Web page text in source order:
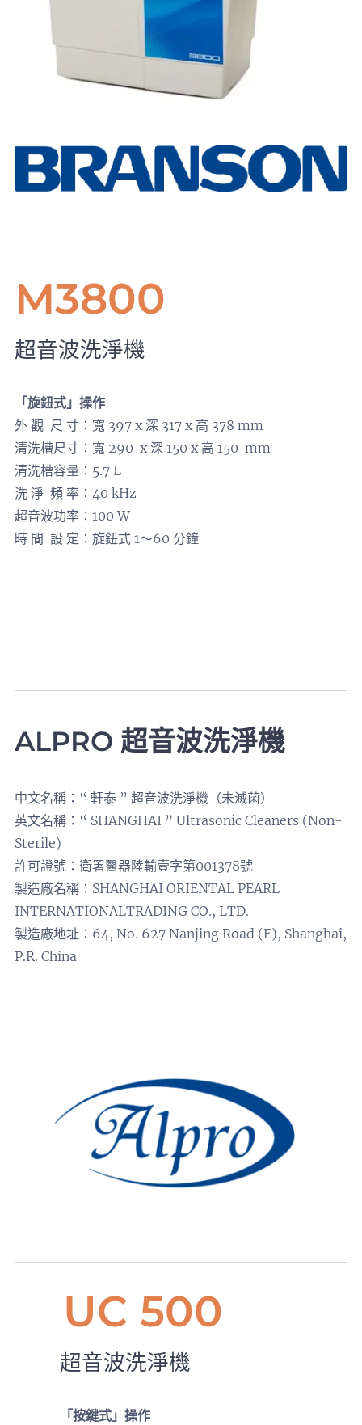
M3800
超音波洗淨機
「旋鈕式」操作
外 觀 尺 寸：寬 397 x 深 317 x 高 378 mm
清洗槽尺寸：寬 290 x 深 150 x 高 150 mm
清洗槽容量：5.7 L
洗 淨 頻 率：40 kHz
超音波功率：100 W
時 間 設 定：旋鈕式 1～60 分鐘
ALPRO 超音波洗淨機
中文名稱：“ 軒泰 ” 超音波洗淨機（未滅菌）
英文名稱：“ SHANGHAI ” Ultrasonic Cleaners (Non-
Sterile)
許可證號：衛署醫器陸輸壹字第001378號
製造廠名稱：SHANGHAI ORIENTAL PEARL
INTERNATIONALTRADING CO., LTD.
製造廠地址：64, No. 627 Nanjing Road (E), Shanghai,
P.R. China
UC 500
超音波洗淨機
「按鍵式」操作